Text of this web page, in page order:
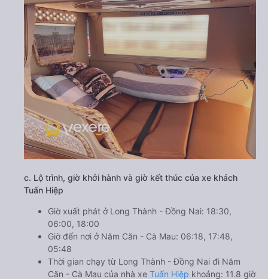
c. Lộ trình, giờ khởi hành và giờ kết thúc của xe khách
Tuấn Hiệp
Giờ xuất phát ở Long Thành - Đồng Nai: 18:30,
06:00, 18:00
Giờ đến nơi ở Năm Căn - Cà Mau: 06:18, 17:48,
05:48
Thời gian chạy từ Long Thành - Đồng Nai đi Năm
Căn - Cà Mau của nhà xe Tuấn Hiệp khoảng: 11.8 giờ